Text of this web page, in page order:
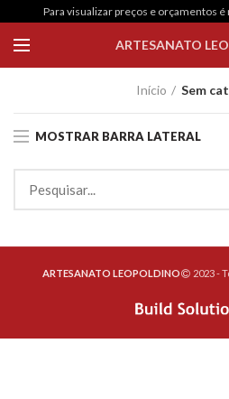
Para visualizar preços e orçamentos
ARTESANATO
Início Sem
MOSTRAR BARRA LATERAL
ARTESANATO LEOPOLDINO 2023 -